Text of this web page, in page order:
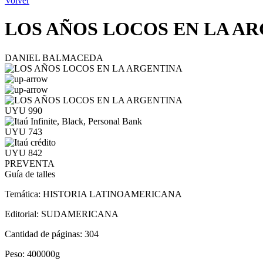
LOS AÑOS LOCOS EN LA
DANIEL BALMACEDA
UYU 990
UYU 743
UYU 842
PREVENTA
Guía de talles
Temática: HISTORIA LATINOAMERICANA
Editorial: SUDAMERICANA
Cantidad de páginas: 304
Peso: 400000g